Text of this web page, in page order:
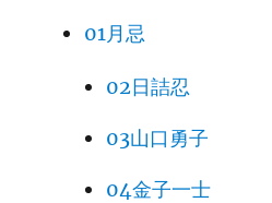
01月忌
02日詰忍
03山口勇子
04金子一士